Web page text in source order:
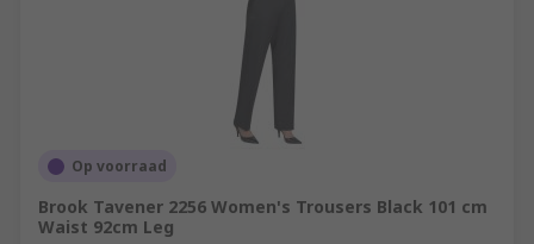
Op voorraad
Brook Tavener 2256 Women's Trousers Black 101 cm
Waist 92cm Leg